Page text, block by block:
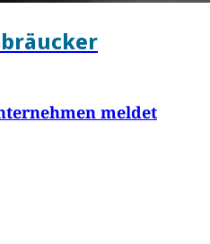
meldet